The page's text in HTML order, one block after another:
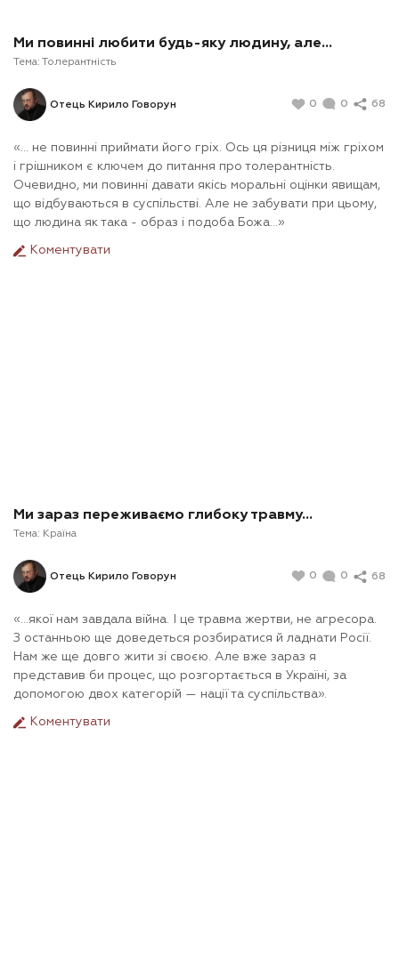
Ми повинні любити будь-яку людину, але…
Тема: Толерантність
Отець Кирило Говорун 0 0 68
«... не повинні приймати його гріх. Ось ця різниця між гріхом
і грішником є ключем до питання про толерантність.
Очевидно, ми повинні давати якісь моральні оцінки явищам,
що відбуваються в суспільстві. Але не забувати при цьому,
що людина як така - образ і подоба Божа…»
Коментувати
Ми зараз переживаємо глибоку травму…
Тема: Країна
Отець Кирило Говорун 0 0 68
«…якої нам завдала війна. І це травма жертви, не агресора.
З останньою ще доведеться розбиратися й ладнати Росії.
Нам же ще довго жити зі своєю. Але вже зараз я
представив би процес, що розгортається в Україні, за
допомогою двох категорій — нації та суспільства».
Коментувати